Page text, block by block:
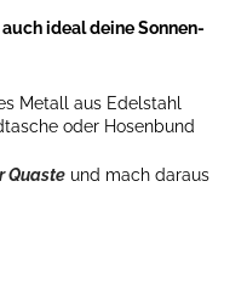
ideal deine Sonnen-
Metall aus Edelstahl
oder Hosenbund
Quaste und mach daraus